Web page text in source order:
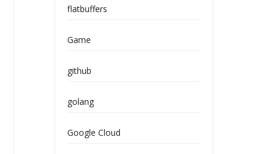
flatbuffers
Game
github
golang
Google Cloud